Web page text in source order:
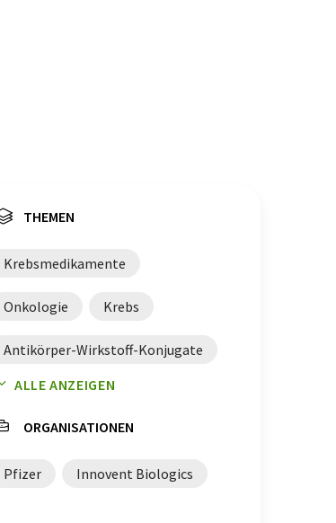
THEMEN
Krebsmedikamente
Onkologie Krebs
Antikörper-Wirkstoff-Konjugate
Drug Delivery
ALLE ANZEIGEN
ORGANISATIONEN
Pfizer Innovent Biologics